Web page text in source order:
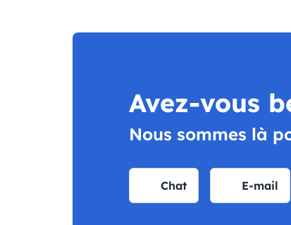
Avez-vous
Nous sommes là
Chat E-mail